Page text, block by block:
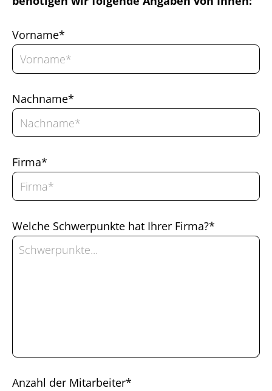
Vorname*
Nachname*
Firma*
Welche Schwerpunkte hat Ihrer Firma?*
Anzahl der Mitarbeiter*